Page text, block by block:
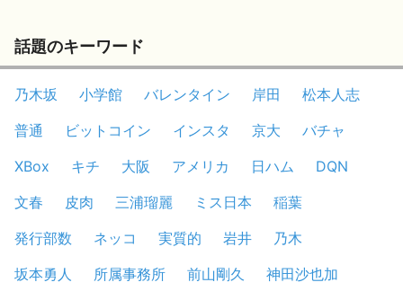
話題のキーワード
乃木坂 小学館 バレンタイン 岸田
松本人志
普通
ビットコイン インスタ 京大
バチャ
XBox
キチ 大阪 アメリカ 日ハム
DQN
文春
皮肉 三浦瑠麗 ミス日本
稲葉
発行部数
ネッコ 実質的 岩井
乃木
坂本勇人
所属事務所 前山剛久
神田沙也加